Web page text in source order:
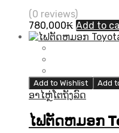
(0 reviews)
780,000₭ Add to
Add to Wishlist Add
ອາໄຫຼ່ໂຕຖັງລົດ
ໄຟຕັດຫມອກ